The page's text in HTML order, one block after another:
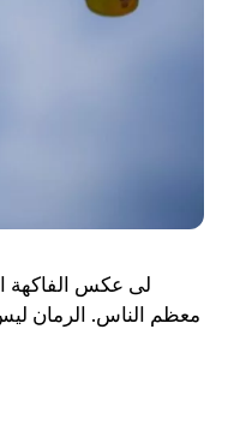
لى عكس الفاكهة
معظم الناس. الرمان